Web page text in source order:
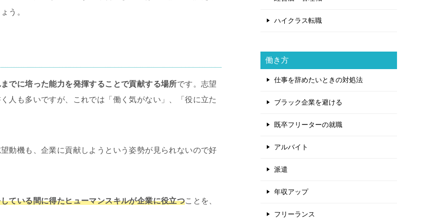
う。
でに培った能力を発揮することで貢献する場所です。志望
人も多いですが、これでは「働く気がない」、「役に立た
動機も、企業に貢献しようという姿勢が見られないので好
ている間に得たヒューマンスキルが企業に役立つことを、
ハイクラス転職
働き方
仕事を辞めたいときの対処法
ブラック企業を避ける
既卒フリーターの就職
アルバイト
派遣
年収アップ
フリーランス